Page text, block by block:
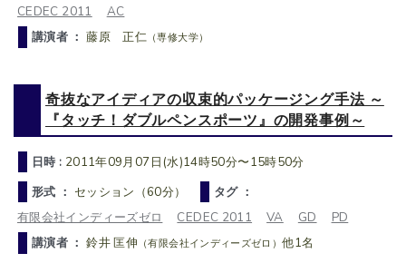
CEDEC 2011
AC
講演者 ：藤原 正仁 （専修大学）
奇抜なアイディアの収束的パッケージング手法 ～
『タッチ！ダブルペンスポーツ』の開発事例～
日時 : 2011年09月07日(水)14時50分〜15時50分
形式 ： セッション（60分）
タグ ：
有限会社インディーズゼロ
CEDEC 2011 VA GD
PD
講演者 ：鈴井 匡伸 （有限会社インディーズゼロ）他1名